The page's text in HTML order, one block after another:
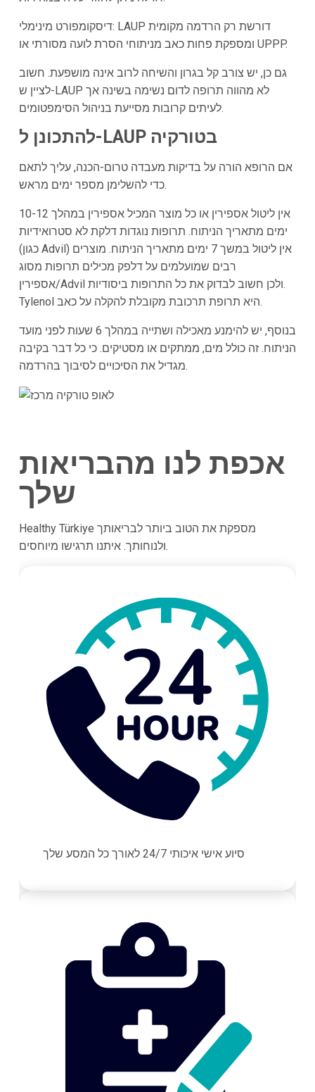
דיסקומפורט מינימלי: LAUP דורשת רק הרדמה מקומית
ומספקת פחות כאב מניתוחי הסרת לועה מסורתי או UPPP.
גם כן, יש צורב קל בגרון והשיחה לרוב אינה מושפעת. חשוב
לציין ש-LAUP לא מהווה תרופה לדום נשימה בשינה אך
לעיתים קרובות מסייעת בניהול הסימפטומים.
להתכונן ל-LAUP בטורקיה
אם הרופא הורה על בדיקות מעבדה טרום-הכנה, עליך לתאם
כדי להשלימן מספר ימים מראש.
אין ליטול אספירין או כל מוצר המכיל אספירין במהלך 10-12
ימים מתאריך הניתוח. תרופות נוגדות דלקת לא סטרואידיות
(כגון Advil) אין ליטול במשך 7 ימים מתאריך הניתוח. מוצרים
רבים שמועלמים על דלפק מכילים תרופות מסוג
אספירין/Advil ולכן חשוב לבדוק את כל התרופות ביסודיות.
Tylenol היא תרופת תרכובת מקובלת להקלה על כאב.
בנוסף, יש להימנע מאכילה ושתייה במהלך 6 שעות לפני מועד
הניתוח. זה כולל מים, ממתקים או מסטיקים. כי כל דבר בקיבה
מגדיל את הסיכויים לסיבוך בהרדמה.
אכפת לנו מהבריאות
שלך
Healthy Türkiye מספקת את הטוב ביותר לבריאותך
ולנוחותך. איתנו תרגישו מיוחסים.
סיוע אישי איכותי 24/7 לאורך כל המסע שלך